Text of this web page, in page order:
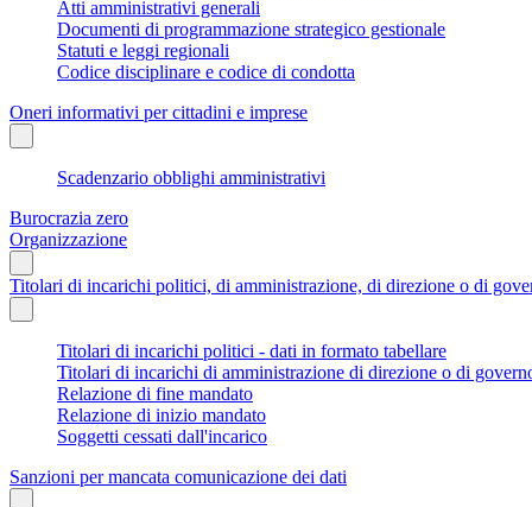
Atti amministrativi generali
Documenti di programmazione strategico gestionale
Statuti e leggi regionali
Codice disciplinare e codice di condotta
Oneri informativi per cittadini e imprese
Scadenzario obblighi amministrativi
Burocrazia zero
Organizzazione
Titolari di incarichi politici, di amministrazione, di direzione o di
Titolari di incarichi politici - dati in formato tabellare
Titolari di incarichi di amministrazione di direzione o di
Relazione di fine mandato
Relazione di inizio mandato
Soggetti cessati dall'incarico
Sanzioni per mancata comunicazione dei dati